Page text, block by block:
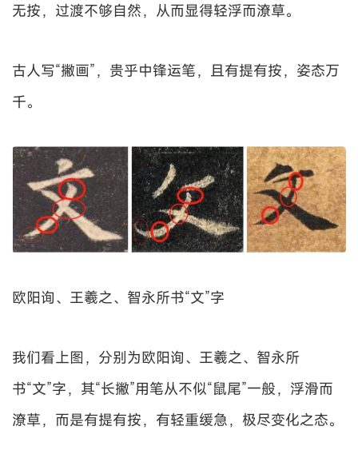
无按，过渡不够自然，从而显得轻浮而潦草。
古人写“撇画”，贵乎中锋运笔，且有提有按，姿态万
千。
欧阳询、王羲之、智永所书“文”字
我们看上图，分别为欧阳询、王羲之、智永所
书“文”字，其“长撇”用笔从不似“鼠尾”一般，浮滑而
潦草，而是有提有按，有轻重缓急，极尽变化之态。